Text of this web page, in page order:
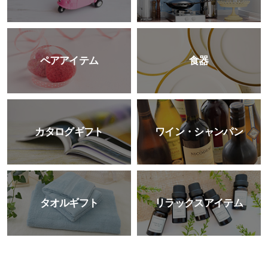
ペアアイテム 食器
カタログギフト ワイン・シャンパン
タオルギフト リラックスアイテム